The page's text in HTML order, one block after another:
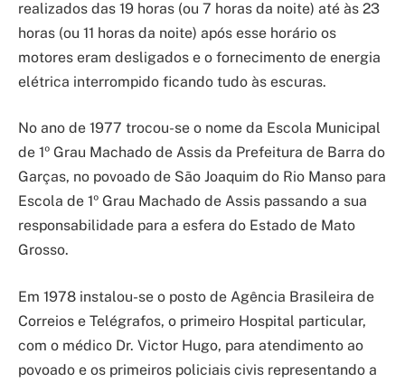
realizados das 19 horas (ou 7 horas da noite) até às 23
horas (ou 11 horas da noite) após esse horário os
motores eram desligados e o fornecimento de energia
elétrica interrompido ficando tudo às escuras.
No ano de 1977 trocou-se o nome da Escola Municipal
de 1º Grau Machado de Assis da Prefeitura de Barra do
Garças, no povoado de São Joaquim do Rio Manso para
Escola de 1º Grau Machado de Assis passando a sua
responsabilidade para a esfera do Estado de Mato
Grosso.
Em 1978 instalou-se o posto de Agência Brasileira de
Correios e Telégrafos, o primeiro Hospital particular,
com o médico Dr. Victor Hugo, para atendimento ao
povoado e os primeiros policiais civis representando a